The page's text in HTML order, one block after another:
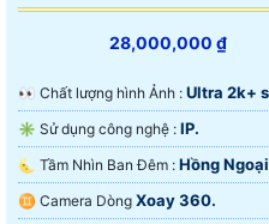
28,000,000 ₫
️👀 Chất lượng hình Ảnh : Ultra 2k+
✳️ Sử dụng công nghệ : IP.
🌜 Tầm Nhìn Ban Đêm : Hồng
♊ Camera Dòng Xoay 360.